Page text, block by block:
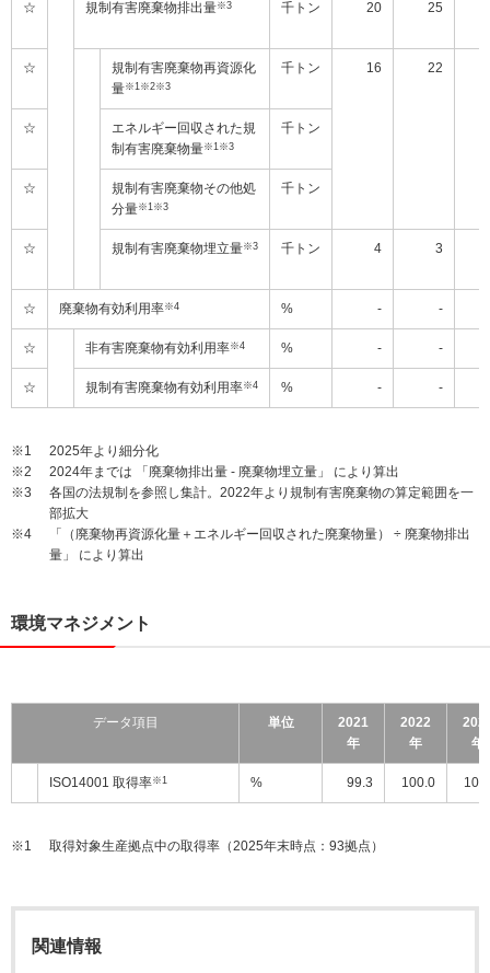
☆ 規制有害廃棄物排出量※3 千トン 20 25
☆
規制有害廃棄物再資源化
量※1※2※3
千トン 16 22
☆
エネルギー回収された規
制有害廃棄物量※1※3
千トン
☆
規制有害廃棄物その他処
分量※1※3
千トン
☆ 規制有害廃棄物埋立量※3 千トン 4 3
☆ 廃棄物有効利用率※4 % - -
☆ 非有害廃棄物有効利用率※4 % - -
☆ 規制有害廃棄物有効利用率※4 % - -
※1
2025年より細分化
※2
2024年までは 「廃棄物排出量 - 廃棄物埋立量」 により算出
※3
各国の法規制を参照し集計。2022年より規制有害廃棄物の算定範囲を一
部拡大
※4
「（廃棄物再資源化量＋エネルギー回収された廃棄物量） ÷ 廃棄物排出
量」 により算出
環境マネジメント
データ項目 単位
2021
年
2022
年
年
ISO14001 取得率※1 % 99.3 100.0
※1 取得対象生産拠点中の取得率（2025年末時点：93拠点）
関連情報